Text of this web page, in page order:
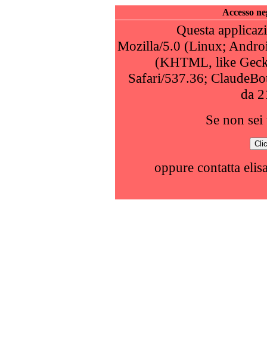
Accesso
Questa
Mozilla/5.0 (Linux;
(KHTML, like
Safari/537.36;
da
Se non
oppure contatta